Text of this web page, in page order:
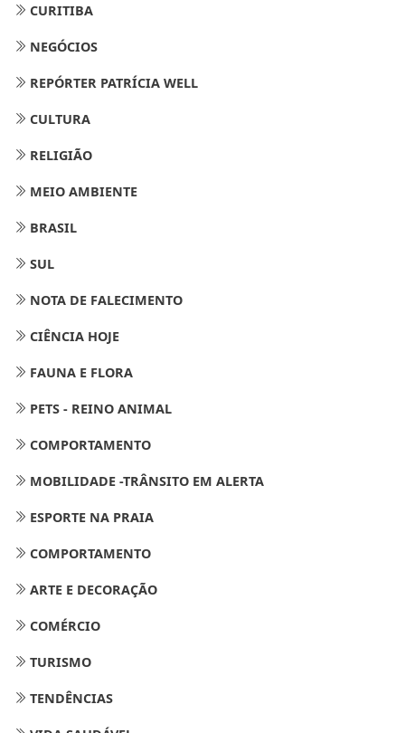
CURITIBA
NEGÓCIOS
REPÓRTER PATRÍCIA WELL
CULTURA
RELIGIÃO
MEIO AMBIENTE
BRASIL
SUL
NOTA DE FALECIMENTO
CIÊNCIA HOJE
FAUNA E FLORA
PETS - REINO ANIMAL
COMPORTAMENTO
MOBILIDADE -TRÂNSITO EM ALERTA
ESPORTE NA PRAIA
COMPORTAMENTO
ARTE E DECORAÇÃO
COMÉRCIO
TURISMO
TENDÊNCIAS